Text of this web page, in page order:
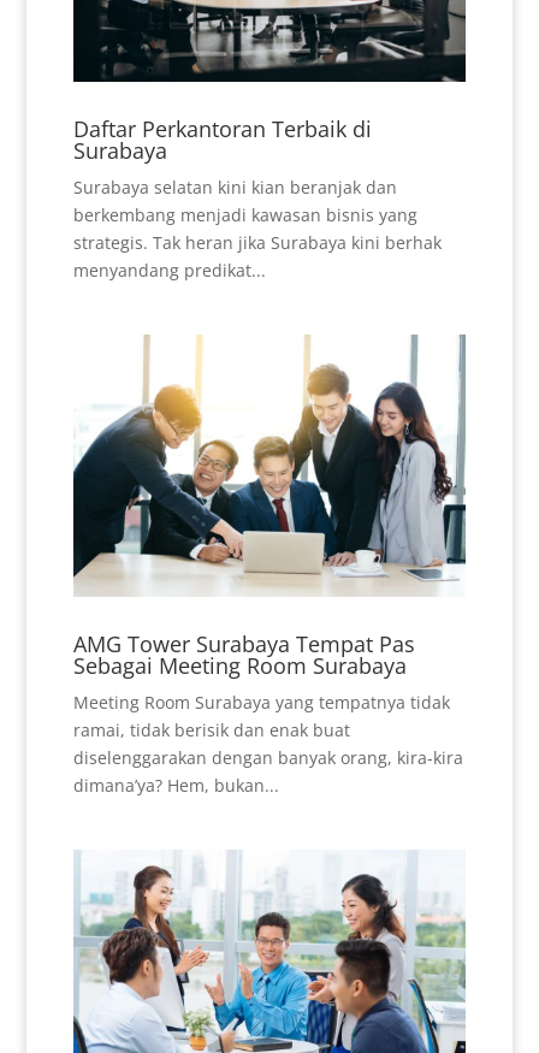
Daftar Perkantoran Terbaik di
Surabaya
Surabaya selatan kini kian beranjak dan
berkembang menjadi kawasan bisnis yang
strategis. Tak heran jika Surabaya kini berhak
menyandang predikat...
AMG Tower Surabaya Tempat Pas
Sebagai Meeting Room Surabaya
Meeting Room Surabaya yang tempatnya tidak
ramai, tidak berisik dan enak buat
diselenggarakan dengan banyak orang, kira-kira
dimana’ya? Hem, bukan...